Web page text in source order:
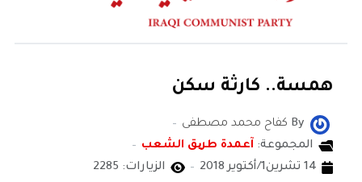
همسة.. كارثة سكن
By كفاح محمد مصطفى
المجموعة: آعمدة طریق الشعب
14 تشرين1/أكتوير 2018
الزيارات: 2285